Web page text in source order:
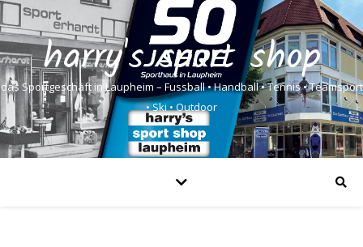
harry's sport shop
das Sportgeschäft in Laupheim – Fussball • Handball • Tennis • Teamsport
• Ski • Outdoor